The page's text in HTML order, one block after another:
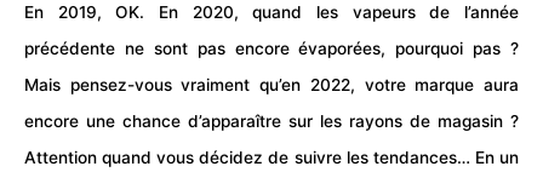
En 2019, OK. En 2020, quand les vapeurs de l’année
précédente ne sont pas encore évaporées, pourquoi pas ?
Mais pensez-vous vraiment qu’en 2022, votre marque aura
encore une chance d’apparaître sur les rayons de magasin ?
Attention quand vous décidez de suivre les tendances… En un